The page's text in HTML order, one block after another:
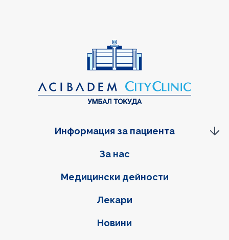
Фуутер навигация
За нас
Медицински дейности
Лекари
Новини
Информация за пациента